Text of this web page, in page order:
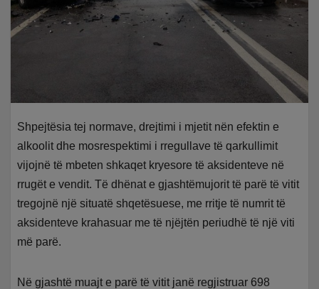
Shpejtësia tej normave, drejtimi i mjetit nën efektin e
alkoolit dhe mosrespektimi i rregullave të qarkullimit
vijojnë të mbeten shkaqet kryesore të aksidenteve në
rrugët e vendit. Të dhënat e gjashtëmujorit të parë të vitit
tregojnë një situatë shqetësuese, me rritje të numrit të
aksidenteve krahasuar me të njëjtën periudhë të një viti
më parë.
Në gjashtë muajt e parë të vitit janë regjistruar 698